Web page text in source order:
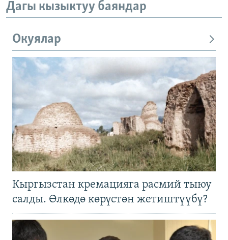
Дагы кызыктуу баяндар
Окуялар
Кыргызстан кремацияга расмий тыюу
салды. Өлкөдө көрүстөн жетиштүүбү?